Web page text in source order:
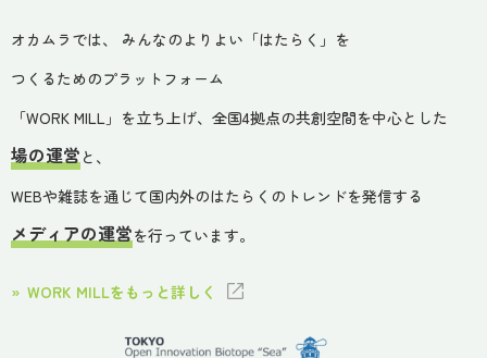
オカムラでは、 みんなのよりよい 「はたらく」を
つくるためのプラットフォーム
「WORK MILL」を立ち上げ、 全国4拠点の共創空間を中心とした
場の運営 と、
WEBや雑誌を通じて国内外のはたらくのトレンドを発信する
メディアの運営を行っています。
WORK MILLをもっと詳しく